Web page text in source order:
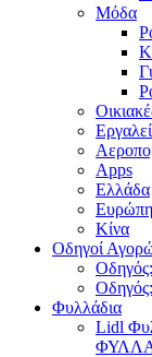
Μόδα
Apps
Ελλάδα
Ευρώπη
Κίνα
Οδηγοί
Φυλλάδια
Lidl